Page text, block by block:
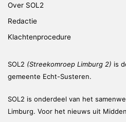
Over SOL2
Redactie
Klachtenprocedure
SOL2 (Streekomroep Limburg 2) is
gemeente Echt-Susteren.
SOL2 is onderdeel van het
Limburg. Voor het nieuws uit